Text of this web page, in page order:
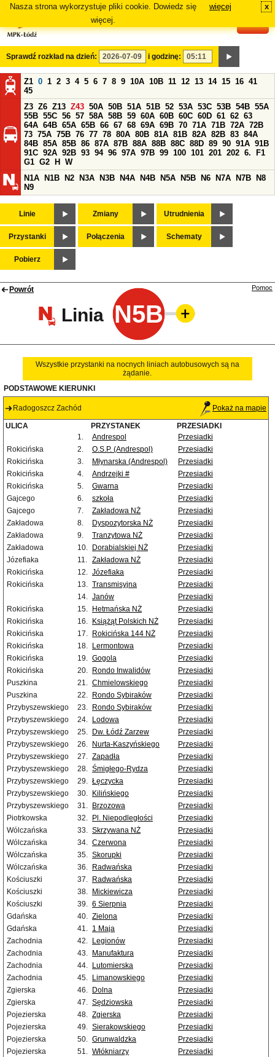
Nasza strona wykorzystuje pliki cookie. Dowiedz się
więcej.
więcej x
Sprawdź rozkład na dzień: i godzinę:
Z1 0 1 2 3 4 5 6 7 8 9 10A 10B 11 12 13 14 15 16 41
45
Z3 Z6 Z13 Z43 50A 50B 51A 51B 52 53A 53C 53B 54B 55A
55B 55C 56 57 58A 58B 59 60A 60B 60C 60D 61 62 63
64A 64B 65A 65B 66 67 68 69A 69B 70 71A 71B 72A 72B
73 75A 75B 76 77 78 80A 80B 81A 81B 82A 82B 83 84A
84B 85A 85B 86 87A 87B 88A 88B 88C 88D 89 90 91A 91B
91C 92A 92B 93 94 96 97A 97B 99 100 101 201 202 6.
F1
G1 G2 H
W
N1A
N1B N2 N3A N3B N4A N4B N5A N5B N6 N7A N7B
N8
N9
Linie Zmiany Utrudnienia
Przystanki Połączenia Schematy
Pobierz
Powrót
Linia N5B
Pomoc
Wszystkie przystanki na nocnych liniach autobusowych są na
żądanie.
PODSTAWOWE KIERUNKI
Radogoszcz Zachód Pokaż na mapie
ULICA PRZYSTANEK
PRZESIADKI
1.
Andrespol
Przesiadki
Rokicińska
2. O.S.P. (Andrespol)
Przesiadki
Rokicińska
3. Młynarska (Andrespol)
Przesiadki
Rokicińska
4. Andrzejki #
Przesiadki
Rokicińska
5. Gwarna
Przesiadki
Gajcego
6. szkoła
Przesiadki
Gajcego
7. Zakładowa NŻ
Przesiadki
Zakładowa
8. Dyspozytorska NŻ
Przesiadki
Zakładowa
9. Tranzytowa NŻ
Przesiadki
Zakładowa
10. Dorabialskiej NŻ
Przesiadki
Józefiaka
11. Zakładowa NŻ
Przesiadki
Rokicińska
12. Józefiaka
Przesiadki
Rokicińska
13. Transmisyjna
Przesiadki
14. Janów
Przesiadki
Rokicińska
15. Hetmańska NŻ
Przesiadki
Rokicińska
16. Książąt Polskich NŻ
Przesiadki
Rokicińska
17. Rokicińska 144 NŻ
Przesiadki
Rokicińska
18. Lermontowa
Przesiadki
Rokicińska
19. Gogola
Przesiadki
Rokicińska
20. Rondo Inwalidów
Przesiadki
Puszkina
21. Chmielowskiego
Przesiadki
Puszkina
22. Rondo Sybiraków
Przesiadki
Przybyszewskiego
23. Rondo Sybiraków
Przesiadki
Przybyszewskiego
24. Lodowa
Przesiadki
Przybyszewskiego
25. Dw. Łódź Zarzew
Przesiadki
Przybyszewskiego
26. Nurta-Kaszyńskiego
Przesiadki
Przybyszewskiego
27. Zapadła
Przesiadki
Przybyszewskiego
28. Śmigłego-Rydza
Przesiadki
Przybyszewskiego
29. Łęczycka
Przesiadki
Przybyszewskiego
30. Kilińskiego
Przesiadki
Przybyszewskiego
31. Brzozowa
Przesiadki
Piotrkowska
32. Pl. Niepodległości
Przesiadki
Wólczańska
33. Skrzywana NŻ
Przesiadki
Wólczańska
34. Czerwona
Przesiadki
Wólczańska
35. Skorupki
Przesiadki
Wólczańska
36. Radwańska
Przesiadki
Kościuszki
37. Radwańska
Przesiadki
Kościuszki
38. Mickiewicza
Przesiadki
Kościuszki
39. 6 Sierpnia
Przesiadki
Gdańska
40. Zielona
Przesiadki
Gdańska
41. 1 Maja
Przesiadki
Zachodnia
42. Legionów
Przesiadki
Zachodnia
43. Manufaktura
Przesiadki
Zachodnia
44. Lutomierska
Przesiadki
Zachodnia
45. Limanowskiego
Przesiadki
Zgierska
46. Dolna
Przesiadki
Zgierska
47. Sędziowska
Przesiadki
Pojezierska
48. Zgierska
Przesiadki
Pojezierska
49. Sierakowskiego
Przesiadki
Pojezierska
50. Grunwaldzka
Przesiadki
Pojezierska
51. Włókniarzy
Przesiadki